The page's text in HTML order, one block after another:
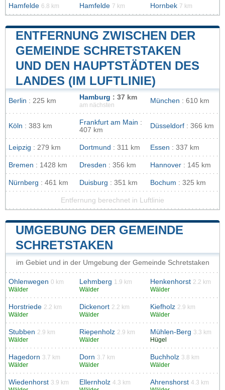
Hamfelde 6.8 km Hamfelde 7 km Hornbek 7 km
ENTFERNUNG ZWISCHEN DER
GEMEINDE SCHRETSTAKEN
UND DEN HAUPTSTÄDTEN DES
LANDES (IM LUFTLINIE)
Berlin : 225 km Hamburg : 37 km
am nächsten
München : 610 km
Köln : 383 km Frankfurt am Main :
407 km
Düsseldorf : 366 km
Leipzig : 279 km Dortmund : 311 km Essen : 337 km
Bremen : 1428 km Dresden : 356 km Hannover : 145 km
Nürnberg : 461 km Duisburg : 351 km Bochum : 325 km
Entfernung berechnet in Luftlinie
UMGEBUNG DER GEMEINDE
SCHRETSTAKEN
im Gebiet und in der Umgebung der Gemeinde Schretstaken
Ohlenwegen 0 km
Wälder
Lehmberg 1.9 km
Wälder
Henkenhorst 2.2 km
Wälder
Horstriede 2.2 km
Wälder
Dickenort 2.2 km
Wälder
Kiefholz 2.9 km
Wälder
Stubben 2.9 km
Wälder
Riepenholz 2.9 km
Wälder
Mühlen-Berg 3.3 km
Hügel
Hagedorn 3.7 km
Wälder
Dorn 3.7 km
Wälder
Buchholz 3.8 km
Wälder
Wiedenhorst 3.9 km
Ellernholz 4.3 km
Ahrenshorst 4.3 km